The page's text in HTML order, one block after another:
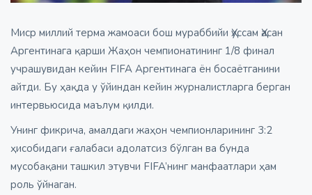
Миср миллий терма жамоаси бош мураббийи Ҳуссам Ҳасан
Аргентинага қарши Жаҳон чемпионатининг 1/8 финал
учрашувидан кейин FIFA Аргентинага ён босаётганини
айтди. Бу ҳақда у ўйиндан кейин журналистларга берган
интервьюсида маълум қилди.
Унинг фикрича, амалдаги жаҳон чемпионларининг 3:2
ҳисобидаги ғалабаси адолатсиз бўлган ва бунда
мусобақани ташкил этувчи FIFA’нинг манфаатлари ҳам
роль ўйнаган.